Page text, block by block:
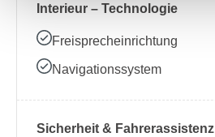
Interieur – Technologie
Freisprecheinrichtung
Navigationssystem
Sicherheit & Fahrerassistenz